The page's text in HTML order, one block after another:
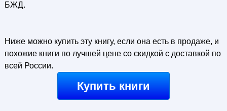
БЖД.
Ниже можно купить эту книгу, если она есть в продаже, и
похожие книги по лучшей цене со скидкой с доставкой по
всей России.
Купить книги